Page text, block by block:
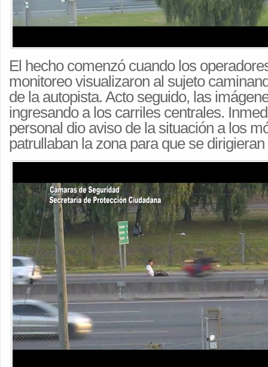
El hecho comenzó cuando los
monitoreo visualizaron al sujeto
de la autopista. Acto seguido, las
ingresando a los carriles centrales.
personal dio aviso de la situación a los
patrullaban la zona para que se dirigieran